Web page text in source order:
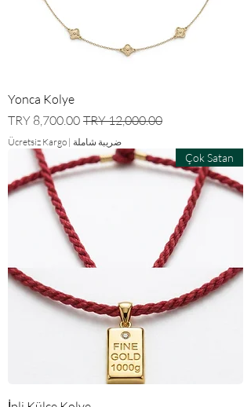
Yonca Kolye
سعر عادي
سعر البيع
ضريبة شاملة |
Ücretsiz Kargo
Çok Satan